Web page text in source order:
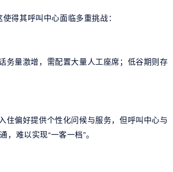
得其呼叫中心面临多重挑战：
务量激增，需配置大量人工座席；低谷期则存
住偏好提供个性化问候与服务，但呼叫中心与
难以实现“一客一档”。